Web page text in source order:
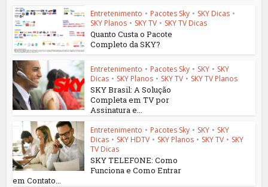
Entretenimento • Pacotes Sky • SKY Dicas •
SKY Planos • SKY TV • SKY TV Dicas
Quanto Custa o Pacote
Completo da SKY?
Entretenimento • Pacotes Sky • SKY • SKY
Dicas • SKY Planos • SKY TV • SKY TV Planos
SKY Brasil: A Solução
Completa em TV por
Assinatura e...
Entretenimento • Pacotes Sky • SKY • SKY
Dicas • SKY HDTV • SKY Planos • SKY TV • SKY
TV Dicas
SKY TELEFONE: Como
Funciona e Como Entrar
em Contato...